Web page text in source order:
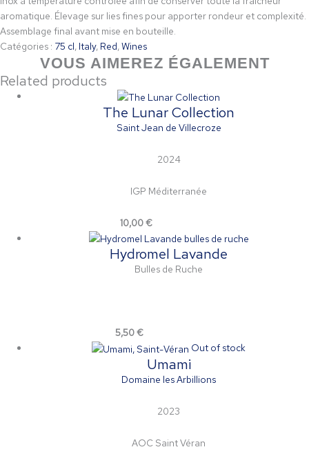
aromatique. Élevage sur lies fines pour apporter rondeur et complexité.
Assemblage final avant mise en bouteille.
Catégories : 75 cl, Italy, Red,Wines
VOUS AIMEREZ ÉGALEMENT
Related products
The Lunar Collection
Saint Jean de Villecroze
2024
IGP Méditerranée
10,00€
Hydromel Lavande
Bulles de Ruche
5,50€
Out of stock
Umami
Domaine les Arbillions
2023
AOC Saint Véran